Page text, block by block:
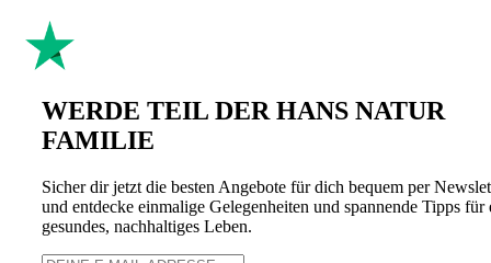
WERDE TEIL DER HANS NATUR
FAMILIE
Sicher dir jetzt die besten Angebote für dich bequem per
und entdecke einmalige Gelegenheiten und spannende Tipps für
gesundes, nachhaltiges Leben.